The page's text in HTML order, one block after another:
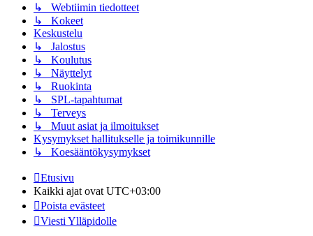
↳ Webtiimin tiedotteet
↳ Kokeet
Keskustelu
↳ Jalostus
↳ Koulutus
↳ Näyttelyt
↳ Ruokinta
↳ SPL-tapahtumat
↳ Terveys
↳ Muut asiat ja ilmoitukset
Kysymykset hallitukselle ja toimikunnille
↳ Koesääntökysymykset
Etusivu
Kaikki ajat ovat UTC+03:00
Poista evästeet
Viesti Ylläpidolle